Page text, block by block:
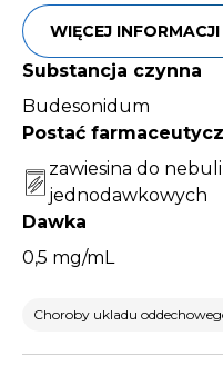
WIĘCEJ
Substancja czynna
Budesonidum
Postać
zawiesina do
jednodawkowych
Dawka
0,5 mg/mL
Choroby ukladu